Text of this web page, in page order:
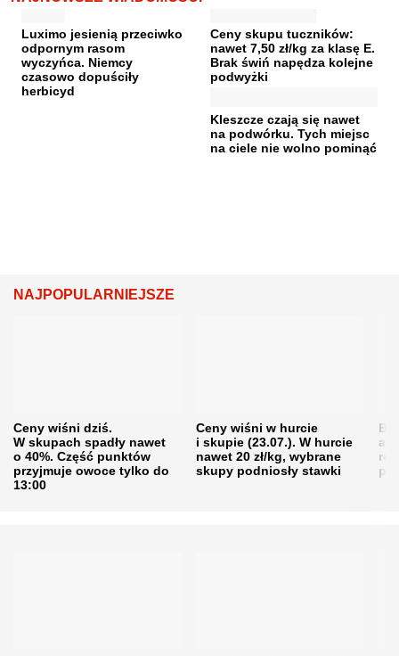
Luximo jesienią przeciwko
odpornym rasom
wyczyńca. Niemcy
czasowo dopuściły
herbicyd
Ceny skupu tuczników:
nawet 7,50 zł/kg za klasę E.
Brak świń napędza kolejne
podwyżki
Kleszcze czają się nawet
na podwórku. Tych miejsc
na ciele nie wolno pominąć
NAJPOPULARNIEJSZE
Ceny wiśni dziś.
W skupach spadły nawet
o 40%. Część punktów
przyjmuje owoce tylko do
13:00
Ceny wiśni w hurcie
i skupie (23.07.). W hurcie
nawet 20 zł/kg, wybrane
skupy podniosły stawki